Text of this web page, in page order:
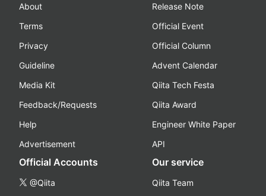
About
Terms
Privacy
Guideline
Media Kit
Feedback/Requests
Help
Advertisement
Release Note
Official Event
Official Column
Advent Calendar
Qiita Tech Festa
Qiita Award
Engineer White Paper
API
Official Accounts
@Qiita
Our service
Qiita Team